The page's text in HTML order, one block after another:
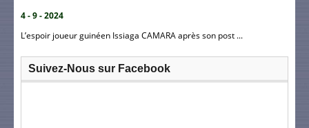
4 - 9 - 2024
L’espoir joueur guinéen Issiaga CAMARA après son post ...
Suivez-Nous sur Facebook